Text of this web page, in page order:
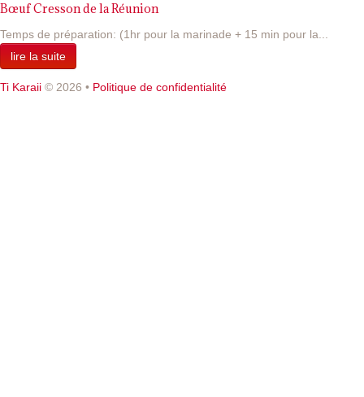
Bœuf Cresson de la Réunion
Temps de préparation: (1hr pour la marinade + 15 min pour la...
lire la suite
Ti Karaii © 2026 • Politique de confidentialité